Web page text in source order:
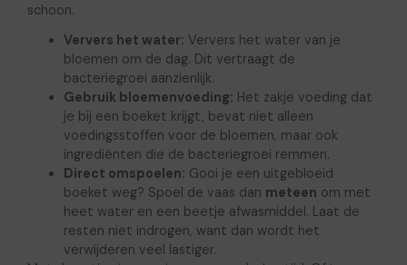
schoon.
Ververs het water: Ververs het water van je
bloemen om de dag. Dit vertraagt de
bacteriegroei aanzienlijk.
Gebruik bloemenvoeding: Het zakje voeding dat
je bij een boeket krijgt, bevat niet alleen
voedingsstoffen voor de bloemen, maar ook
ingrediënten die de bacteriegroei remmen.
Direct omspoelen: Gooi je een uitgebloeid
boeket weg? Spoel de vaas dan meteen om met
heet water en een beetje afwasmiddel. Laat de
resten niet indrogen, want dan wordt het
verwijderen veel lastiger.